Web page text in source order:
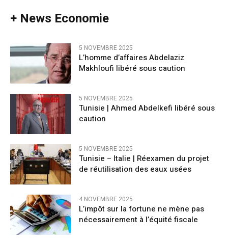
+ News Economie
5 NOVEMBRE 2025
L’homme d’affaires Abdelaziz
Makhloufi libéré sous caution
5 NOVEMBRE 2025
Tunisie | Ahmed Abdelkefi libéré sous
caution
5 NOVEMBRE 2025
Tunisie – Italie | Réexamen du projet
de réutilisation des eaux usées
4 NOVEMBRE 2025
L’impôt sur la fortune ne mène pas
nécessairement à l’équité fiscale